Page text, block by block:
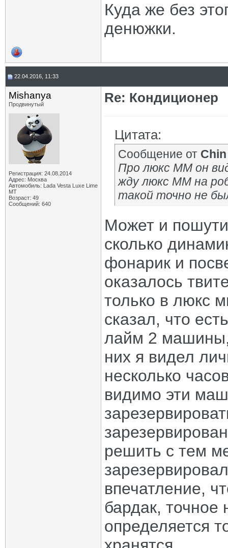
Куда же без
денюжки.
22.04.2016, 11:33
Mishanya
Продвинутый
Регистрация: 24.08.2014
Адрес: Москва
Автомобиль: Lada Vesta Luxe Lime
MT
Возраст: 49
Сообщений: 640
Re: Кондиционер
Цитата:
Сообщение от Chin
Про люкс ММ он
жду люкс ММ на
такой точно не
Может и
сколько
фонарик и
оказалось
только в люкс
сказал, что
лайм 2 машины,
них я видел
несколько
видимо эти
решить с тем
впечатление,
бардак, точное
определяется